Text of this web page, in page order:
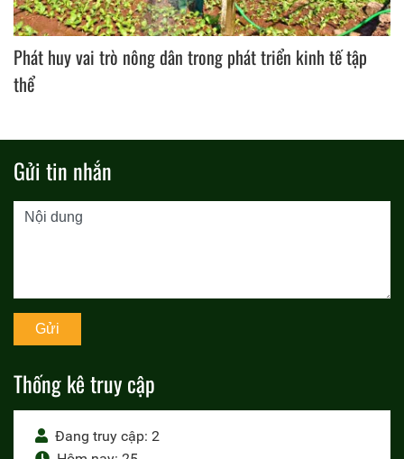
Phát huy vai trò nông dân trong phát triển kinh tế tập
thể
Gửi tin nhắn
Thống kê truy cập
Đang truy cập: 2